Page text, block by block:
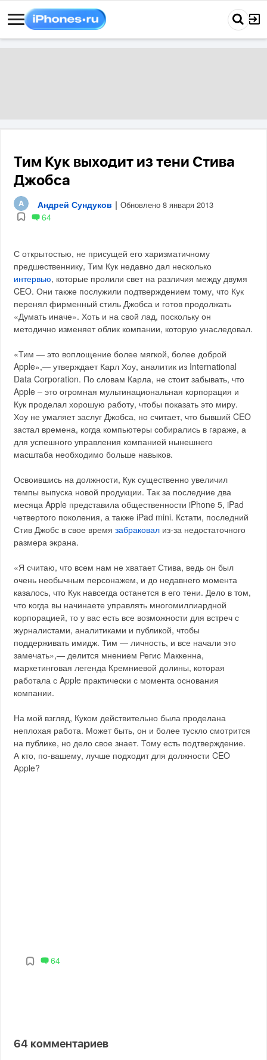
Тим Кук выходит из тени Стива
Джобса
Андрей Сундуков | Обновлено 8 января 2013
64
С открытостью, не присущей его харизматичному
предшественнику, Тим Кук недавно дал несколько
интервью, которые пролили свет на различия между двумя
CEO. Они также послужили подтверждением тому, что Кук
перенял фирменный стиль Джобса и готов продолжать
«Думать иначе». Хоть и на свой лад, поскольку он
методично изменяет облик компании, которую унаследовал.
«Тим — это воплощение более мягкой, более доброй
Apple»,— утверждает Карл Хоу, аналитик из International
Data Corporation. По словам Карла, не стоит забывать, что
Apple – это огромная мультинациональная корпорация и
Кук проделал хорошую работу, чтобы показать это миру.
Хоу не умаляет заслуг Джобса, но считает, что бывший CEO
застал времена, когда компьютеры собирались в гараже, а
для успешного управления компанией нынешнего
масштаба необходимо больше навыков.
Освоившись на должности, Кук существенно увеличил
темпы выпуска новой продукции. Так за последние два
месяца Apple представила общественности iPhone 5, iPad
четвертого поколения, а также iPad mini. Кстати, последний
Стив Джобс в свое времязабраковал из-за недостаточного
размера экрана.
«Я считаю, что всем нам не хватает Стива, ведь он был
очень необычным персонажем, и до недавнего момента
казалось, что Кук навсегда останется в его тени. Дело в том,
что когда вы начинаете управлять многомиллиардной
корпорацией, то у вас есть все возможности для встреч с
журналистами, аналитиками и публикой, чтобы
поддерживать имидж. Тим — личность, и все начали это
замечать»,— делится мнением Регис Маккенна,
маркетинговая легенда Кремниевой долины, которая
работала с Apple практически с момента основания
компании.
На мой взгляд, Куком действительно была проделана
неплохая работа. Может быть, он и более тускло смотрится
на публике, но дело свое знает. Тому есть подтверждение.
А кто, по-вашему, лучше подходит для должности CEO
Apple?
64
64 комментариев